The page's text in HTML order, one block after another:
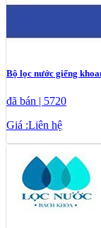
Bộ lọc nước giếng
đã bán | 5720
Giá :Liên hệ